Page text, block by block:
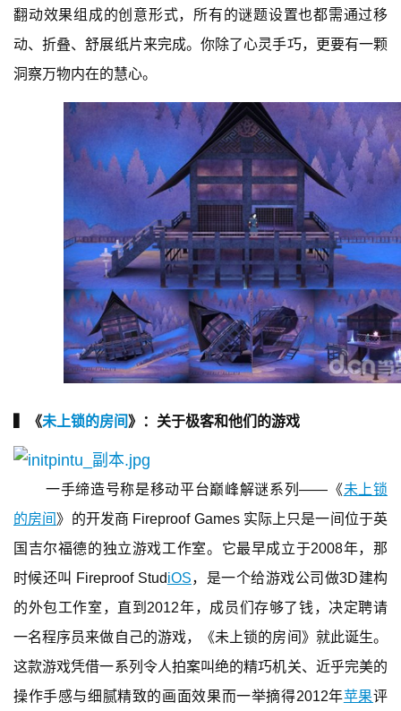
页
游
茶
创
翻动效果组成的创意形式，所有的谜题设置也都需通过移
动、折叠、舒展纸片来完成。你除了心灵手巧，更要有一颗
洞察万物内在的慧心。
▍《未上锁的房间 》：关于极客和他们的游戏
一手缔造号称是移动平台巅峰解谜系列——《未上锁
的房间 》的开发商 Fireproof Games 实际上只是一间位于英
国吉尔福德的独立游戏工作室。它最早成立于2008年，那
时候还叫 Fireproof StudiOS，是一个给游戏公司做3D建构
的外包工作室，直到2012年，成员们存够了钱，决定聘请
一名程序员来做自己的游戏，《未上锁的房间》就此诞生。
这款游戏凭借一系列令人拍案叫绝的精巧机关、近乎完美的
操作手感与细腻精致的画面效果而一举摘得2012年苹果评